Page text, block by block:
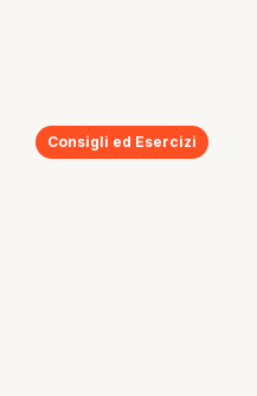
Consigli ed Esercizi